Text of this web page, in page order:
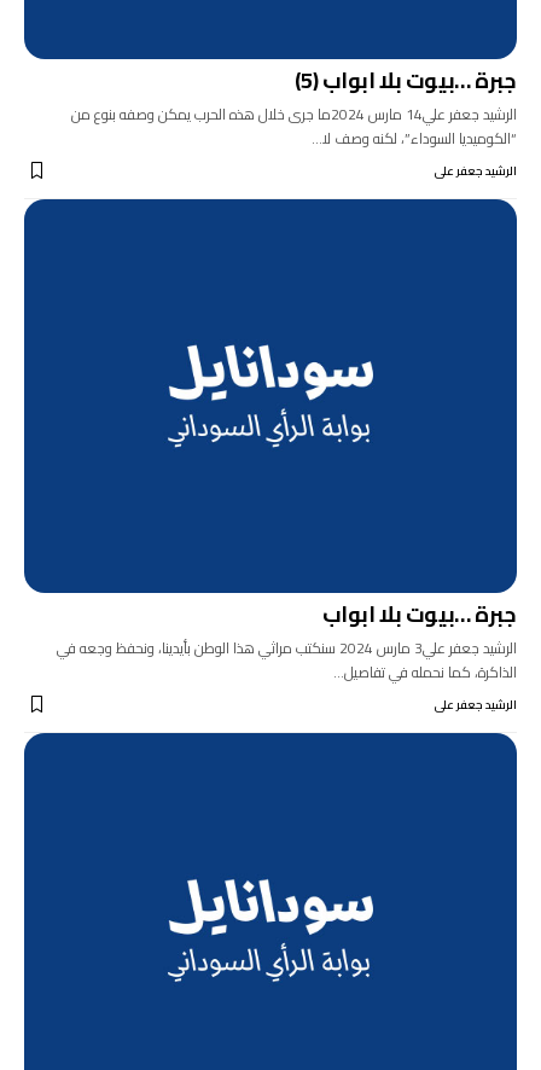
جبرة …بيوت بلا ابواب (5)
الرشيد جعفر علي14 مارس 2024ما جرى خلال هذه الحرب يمكن وصفه بنوع من
“الكوميديا السوداء”، لكنه وصف لا…
الرشيد جعفر على
جبرة …بيوت بلا ابواب
الرشيد جعفر علي3 مارس 2024 سنكتب مراثي هذا الوطن بأيدينا، ونحفظ وجعه في
الذاكرة، كما نحمله في تفاصيل…
الرشيد جعفر على